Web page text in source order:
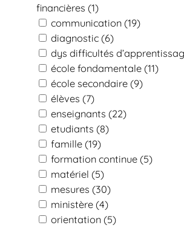
financières (1)
communication (19)
diagnostic (6)
dys difficultés
école fondamentale (11)
école secondaire (9)
élèves (7)
enseignants (22)
etudiants (8)
famille (19)
formation continue (5)
matériel (5)
mesures (30)
ministère (4)
orientation (5)